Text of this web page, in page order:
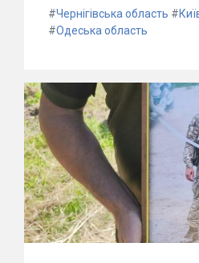
#Чернігівська область #
#Одеська область